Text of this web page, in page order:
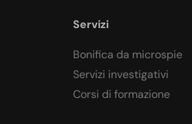
Servizi
Bonifica da microspie
Servizi investigativi
Corsi di formazione